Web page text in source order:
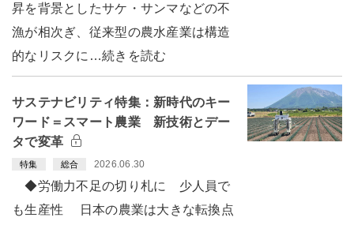
昇を背景としたサケ・サンマなどの不
漁が相次ぎ、従来型の農水産業は構造
的なリスクに…続きを読む
サステナビリティ特集：新時代のキー
ワード＝スマート農業 新技術とデー
タで変革
特集 総合 2026.06.30
◆労働力不足の切り札に 少人員で
も生産性 日本の農業は大きな転換点